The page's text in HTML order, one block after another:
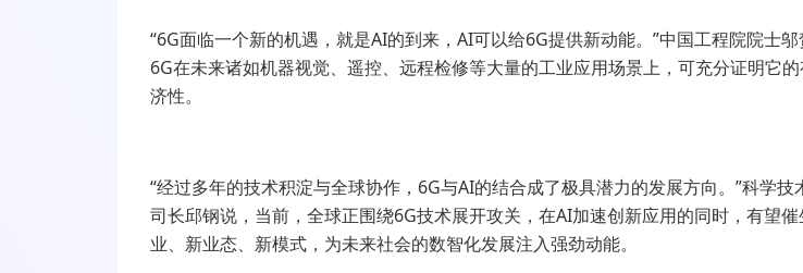
“6G面临一个新的机遇，就是AI的到来， AI可以给6G提供新动能。”中国工程院院士邬
6G在未来诸如机器视觉、遥控、远程检修等大量的工业应用场景上，可充分证明它
济性。
“经过多年的技术积淀与全球协作， 6G与AI的结合成了极具潜力的发展方向。”科学技
司长邱钢说，当前，全球正围绕6G技术展开攻关，在AI加速创新应用的同时，有望
业、新业态、新模式，为未来社会的数智化发展注入强劲动能。